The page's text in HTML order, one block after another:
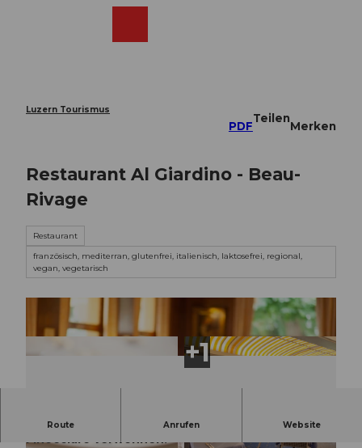
Luzern Tourismus
PDF
Teilen
Merken
Restaurant Al Giardino - Beau-
Rivage
Restaurant
französisch, mediterran, glutenfrei, italienisch, laktosefrei, regional,
vegan, vegetarisch
Route Anrufen Website
Lassen Sie sich vom Küchenchef Sebastiano
Finocciaro verwöhnen.